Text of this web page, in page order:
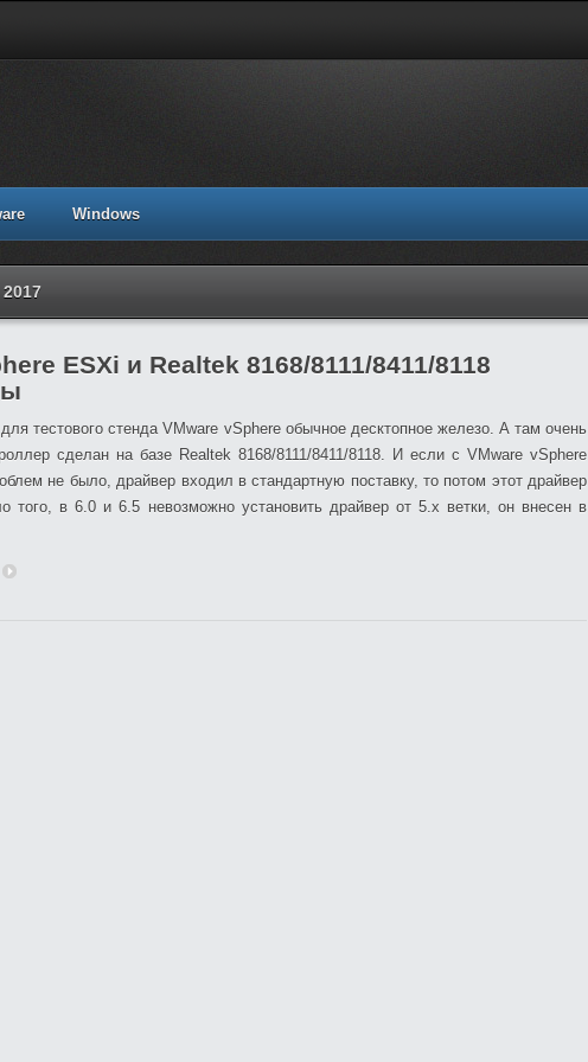
Windows
ESXi и Realtek 8168/8111/8411/8118
тестового стенда VMware vSphere обычное десктопное железо. А там очень
сделан на базе Realtek 8168/8111/8411/8118. И если с VMware vSphere
не было, драйвер входил в стандартную поставку, то потом этот драйвер
того, в 6.0 и 6.5 невозможно установить драйвер от 5.x ветки, он внесен в